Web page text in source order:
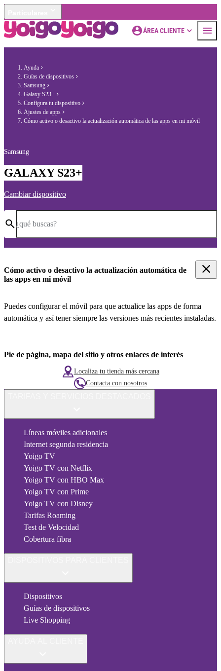
ÁREA CLIENTE
Ayuda
Guías de dispositivos
Samsung
Galaxy S23+
Configura tu dispositivo
Ajustes de apps
Cómo activo o desactivo la actualización automática de las apps en mi móvil
Samsung
GALAXY S23+
Cambiar dispositivo
¿qué buscas?
Cómo activo o desactivo la actualización automática de
las apps en mi móvil
Puedes configurar el móvil para que actualice las apps de forma
automática y así tener siempre las versiones más recientes instaladas.
Pie de página, mapa del sitio y otros enlaces de interés
Localiza tu tienda más cercana
Contacta con nosotros
Líneas móviles adicionales
Internet segunda residencia
Yoigo TV
Yoigo TV con Netflix
Yoigo TV con HBO Max
Yoigo TV con Prime
Yoigo TV con Disney
Tarifas Roaming
Test de Velocidad
Cobertura fibra
Dispositivos
Guías de dispositivos
Live Shopping